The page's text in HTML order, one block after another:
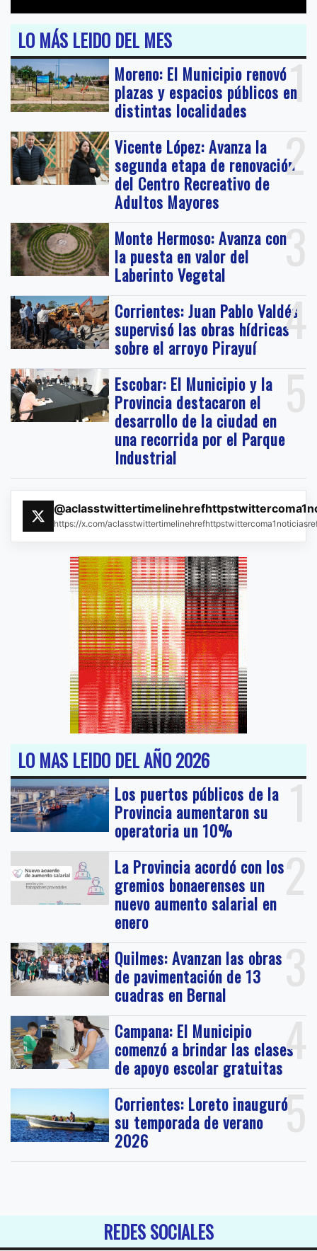
LO MÁS LEIDO DEL MES
1
Moreno: El Municipio renovó
plazas y espacios públicos en
distintas localidades
2
Vicente López: Avanza la
segunda etapa de renovación
del Centro Recreativo de
Adultos Mayores
3
Monte Hermoso: Avanza con
la puesta en valor del
Laberinto Vegetal
4
Corrientes: Juan Pablo Valdés
supervisó las obras hídricas
sobre el arroyo Pirayuí
5
Escobar: El Municipio y la
Provincia destacaron el
desarrollo de la ciudad en
una recorrida por el Parque
Industrial
https://x.com/
LO MAS LEIDO DEL AÑO 2026
1
Los puertos públicos de la
Provincia aumentaron su
operatoria un 10%
2
La Provincia acordó con los
gremios bonaerenses un
nuevo aumento salarial en
enero
3
Quilmes: Avanzan las obras
de pavimentación de 13
cuadras en Bernal
4
Campana: El Municipio
comenzó a brindar las clases
de apoyo escolar gratuitas
5
Corrientes: Loreto inauguró
su temporada de verano
2026
REDES SOCIALES